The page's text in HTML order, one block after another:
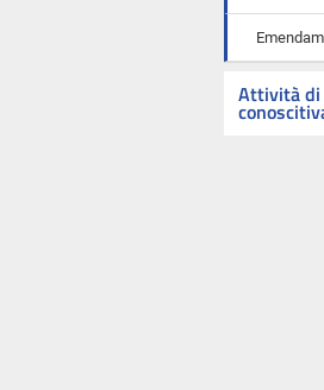
Attività di